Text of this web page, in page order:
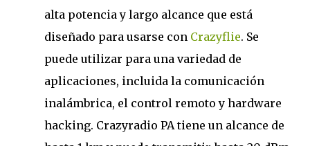
alta potencia y largo alcance que está
diseñado para usarse con Crazyflie. Se
puede utilizar para una variedad de
aplicaciones, incluida la comunicación
inalámbrica, el control remoto y hardware
hacking. Crazyradio PA tiene un alcance de